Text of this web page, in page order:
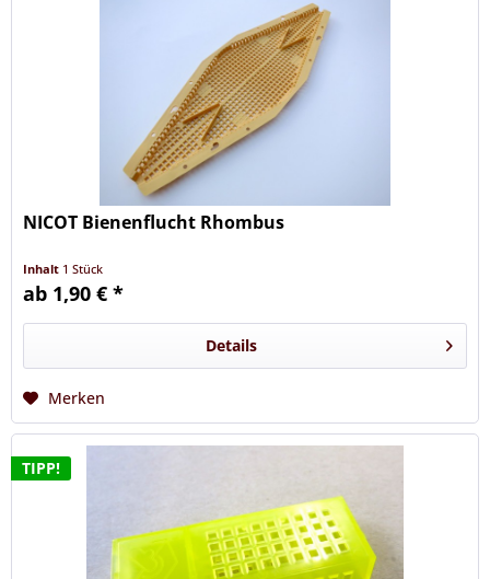
NICOT Bienenflucht Rhombus
Inhalt 1 Stück
ab 1,90 € *
Details
Merken
TIPP!